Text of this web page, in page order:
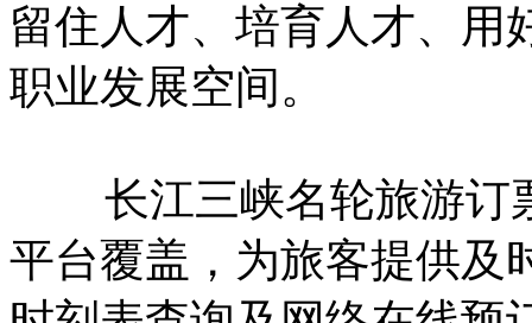
留住人才、培育人才、用
职业发展空间。
长江三峡名轮旅游订
平台覆盖，为旅客提供及